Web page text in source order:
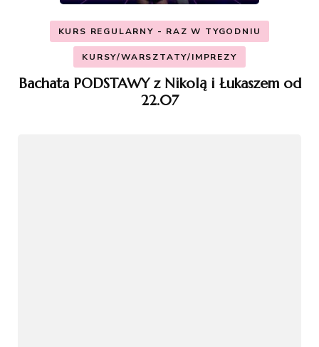
KURS REGULARNY - RAZ W TYGODNIU
KURSY/WARSZTATY/IMPREZY
Bachata PODSTAWY z Nikolą i Łukaszem od
22.07